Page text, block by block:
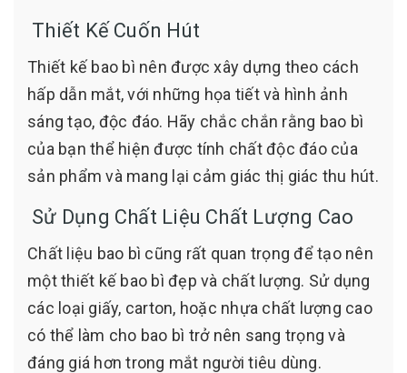
Thiết Kế Cuốn Hút
Thiết kế bao bì nên được xây dựng theo cách
hấp dẫn mắt, với những họa tiết và hình ảnh
sáng tạo, độc đáo. Hãy chắc chắn rằng bao bì
của bạn thể hiện được tính chất độc đáo của
sản phẩm và mang lại cảm giác thị giác thu hút.
Sử Dụng Chất Liệu Chất Lượng Cao
Chất liệu bao bì cũng rất quan trọng để tạo nên
một thiết kế bao bì đẹp và chất lượng. Sử dụng
các loại giấy, carton, hoặc nhựa chất lượng cao
có thể làm cho bao bì trở nên sang trọng và
đáng giá hơn trong mắt người tiêu dùng.